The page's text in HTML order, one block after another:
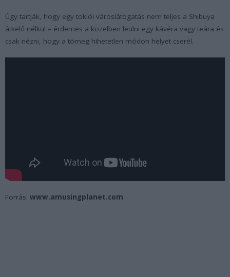
Úgy tartják, hogy egy tokiói városlátogatás nem teljes a Shibuya
átkelő nélkül – érdemes a közelben leülni egy kávéra vagy teára és
csak nézni, hogy a tömeg hihetetlen módon helyet cserél.
Forrás: www.amusingplanet.com